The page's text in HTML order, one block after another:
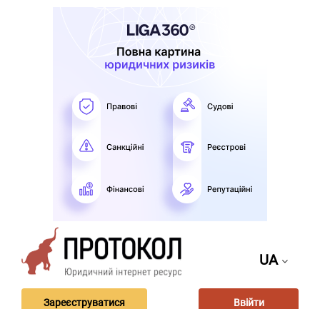
UA
Зареєструватися Ввійти